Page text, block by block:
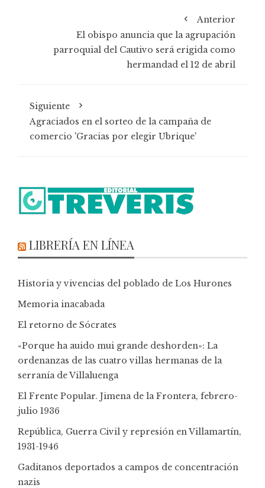
Anterior
El obispo anuncia que la agrupación
parroquial del Cautivo será erigida como
hermandad el 12 de abril
Siguiente
Agraciados en el sorteo de la campaña de
comercio 'Gracias por elegir Ubrique'
LIBRERÍA EN LÍNEA
Historia y vivencias del poblado de Los Hurones
Memoria inacabada
El retorno de Sócrates
«Porque ha auido mui grande deshorden»: La
ordenanzas de las cuatro villas hermanas de la
serranía de Villaluenga
El Frente Popular. Jimena de la Frontera, febrero-
julio 1936
República, Guerra Civil y represión en Villamartín,
1931-1946
Gaditanos deportados a campos de concentración
nazis